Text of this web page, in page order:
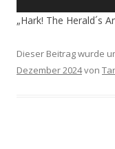
„Hark! The Herald´s
Dieser Beitrag wurde
Dezember 2024von